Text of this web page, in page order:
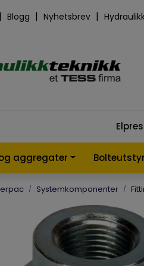
| Blogg | Nyhetsbrev |
aggregater
Systemkomponenter